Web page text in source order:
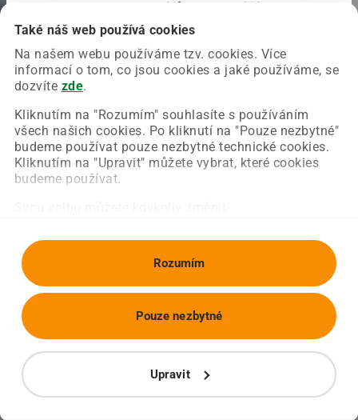
Také náš web používá cookies
Na našem webu používáme tzv. cookies. Více
informací o tom, co jsou cookies a jaké používáme, se
dozvíte zde.
Kliknutím na "Rozumím" souhlasíte s používáním
všech našich cookies. Po kliknutí na "Pouze nezbytné"
budeme používat pouze nezbytné technické cookies.
Kliknutím na "Upravit" můžete vybrat, které cookies
budeme používat.
Rozumím
Upravit
Pouze nezbytné
Chyba nastala na naší straně a už ji opravujeme.
Zkuste prosím znovu načíst požadovanou stránku.
Obnovit stránku Úvodní strana